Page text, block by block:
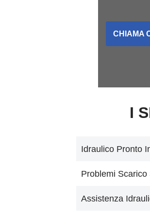
CHIAMA
I
Idraulico Pronto
Problemi Scarico
Assistenza